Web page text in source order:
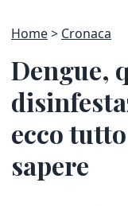
Home Cronaca
Dengue,
ecco
sapere